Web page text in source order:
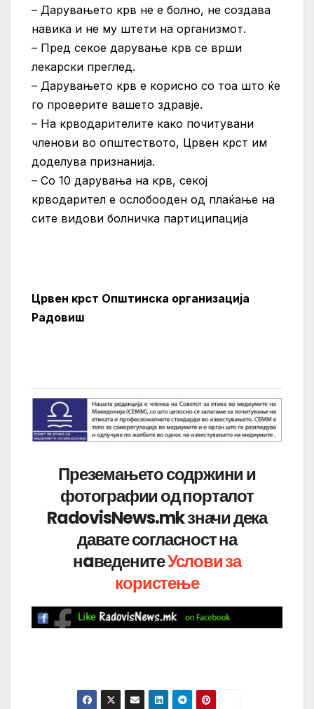
– Дарувањето крв не е болно, не создава
навика и не му штети на организмот.
– Пред секое дарување крв се врши
лекарски преглед.
– Дарувањето крв е корисно со тоа што ќе
го проверите вашето здравје.
– На крводарителите како почитувани
членови во општеството, Црвен крст им
доделува признанија.
– Со 10 дарувања на крв, секој
крводарител е ослобооден од плаќање на
сите видови болничка партиципација
Црвен крст Општинска организација
Радовиш
Преземањето содржини и
фотографии од порталот
RadovisNews.mk значи дека
давате согласност на
нaведенитеУслови за
користење